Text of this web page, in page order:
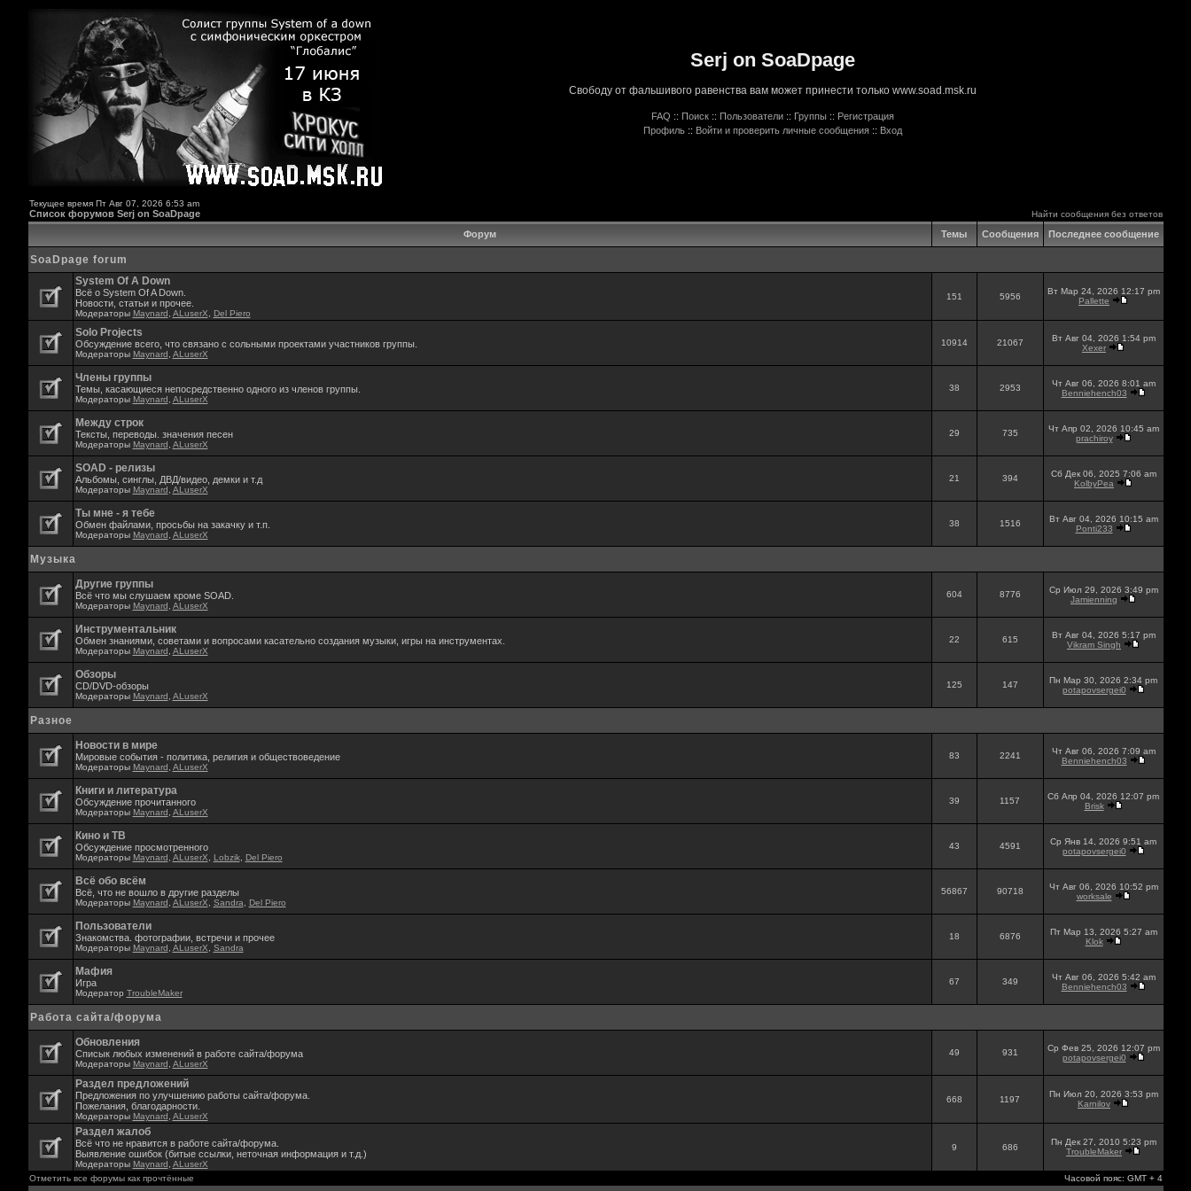
Serj on SoaDpage
Свободу от фальшивого равенства вам может принести только www.soad.msk.ru
FAQ :: Поиск :: Пользователи :: Группы :: Регистрация
Профиль :: Войти и проверить личные сообщения :: Вход
Текущее время Пт Авг 07, 2026 6:53 am
Список форумов Serj on SoaDpage Найти сообщения без ответов
Форум Темы Сообщения Последнее сообщение
SoaDpage forum
System Of A Down
Всё о System Of A Down.
Новости, статьи и прочее.
Модераторы Maynard ALuserX Del Piero
151 5956
Вт Мар 24, 2026 12:17 pm
Pallette
Solo Projects
Обсуждение всего, что связано с сольными проектами участников группы.
Модераторы Maynard ALuserX
10914 21067
Вт Авг 04, 2026 1:54 pm
Xexer
Члены группы
Темы, касающиеся непосредственно одного из членов группы.
Модераторы Maynard ALuserX
38 2953
Чт Авг 06, 2026 8:01 am
Benniehench03
Между строк
Тексты, переводы. значения песен
Модераторы Maynard ALuserX
29 735
Чт Апр 02, 2026 10:45 am
prachiroy
SOAD - релизы
Альбомы, синглы, ДВД/видео, демки и т.д
Модераторы Maynard ALuserX
21 394
Сб Дек 06, 2025 7:06 am
KolbyPea
Ты мне - я тебе
Обмен файлами, просьбы на закачку и т.п.
Модераторы Maynard ALuserX
38 1516
Вт Авг 04, 2026 10:15 am
Ponti233
Музыка
Другие группы
Всё что мы слушаем кроме SOAD.
Модераторы Maynard ALuserX
604 8776
Ср Июл 29, 2026 3:49 pm
Jamienning
Инструментальник
Обмен знаниями, советами и вопросами касательно создания музыки, игры на инструментах.
Модераторы Maynard ALuserX
22 615
Вт Авг 04, 2026 5:17 pm
Vikram Singh
Обзоры
CD/DVD-обзоры
Модераторы Maynard ALuserX
125 147
Пн Мар 30, 2026 2:34 pm
potapovsergei0
Разное
Новости в мире
Мировые события - политика, религия и обществоведение
Модераторы Maynard ALuserX
83 2241
Чт Авг 06, 2026 7:09 am
Benniehench03
Книги и литература
Обсуждение прочитанного
Модераторы Maynard ALuserX
39 1157
Сб Апр 04, 2026 12:07 pm
Brisk
Кино и ТВ
Обсуждение просмотренного
Модераторы Maynard ALuserX Lobzik, Del Piero
43 4591
Ср Янв 14, 2026 9:51 am
potapovsergei0
Всё обо всём
Всё, что не вошло в другие разделы
Модераторы Maynard ALuserX Sandra Del Piero
56867 90718
Чт Авг 06, 2026 10:52 pm
worksale
Пользователи
Знакомства. фотографии, встречи и прочее
Модераторы Maynard ALuserX Sandra
18 6876
Пт Мар 13, 2026 5:27 am
Klok
Мафия
Игра
Модератор TroubleMaker
67 349
Чт Авг 06, 2026 5:42 am
Benniehench03
Работа сайта/форума
Обновления
Списык любых изменений в работе сайта/форума
Модераторы Maynard ALuserX
49 931
Ср Фев 25, 2026 12:07 pm
potapovsergei0
Раздел предложений
Предложения по улучшению работы сайта/форума.
Пожелания, благодарности.
Модераторы Maynard ALuserX
668 1197
Пн Июл 20, 2026 3:53 pm
Karnilov
Раздел жалоб
Всё что не нравится в работе сайта/форума.
Выявление ошибок (битые ссылки, неточная информация и т.д.)
Модераторы Maynard ALuserX
9 686
Пн Дек 27, 2010 5:23 pm
TroubleMaker
Отметить все форумы как прочтённые Часовой пояс: GMT + 4